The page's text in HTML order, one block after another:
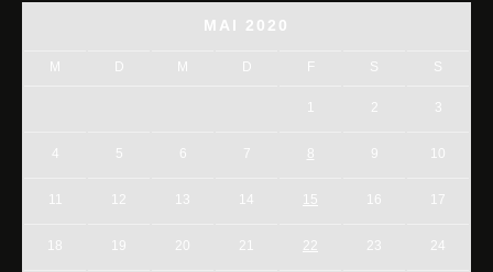
MAI 2020
M D M D F S S
1 2 3
5 6 7 8 9 10
11 12 13 14 15 16 17
18 19 20 21 22 23 24